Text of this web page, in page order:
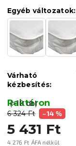
6 324 Ft –14 %
5 431 Ft
4 276 Ft ÁFA nélkül
Raktáron
(>10 db)
Egyéb változatok:
Várható
kézbesítés: